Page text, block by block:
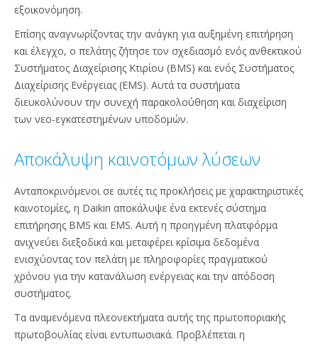
εξοικονόμηση.
Επίσης αναγνωρίζοντας την ανάγκη για αυξημένη επιτήρηση
και έλεγχο, ο πελάτης ζήτησε τον σχεδιασμό ενός ανθεκτικού
Συστήματος Διαχείρισης Κτιρίου (BMS) και ενός Συστήματος
Διαχείρισης Ενέργειας (EMS). Αυτά τα συστήματα
διευκολύνουν την συνεχή παρακολούθηση και διαχείριση
των νεο-εγκατεστημένων υποδομών.
Αποκάλυψη καινοτόμων λύσεων
Ανταποκρινόμενοι σε αυτές τις προκλήσεις με χαρακτηριστικές
καινοτομίες, η Daikin αποκάλυψε ένα εκτενές σύστημα
επιτήρησης BMS και EMS. Αυτή η προηγμένη πλατφόρμα
ανιχνεύει διεξοδικά και μεταφέρει κρίσιμα δεδομένα
ενισχύοντας τον πελάτη με πληροφορίες πραγματικού
χρόνου για την κατανάλωση ενέργειας και την απόδοση
συστήματος.
Τα αναμενόμενα πλεονεκτήματα αυτής της πρωτοποριακής
πρωτοβουλίας είναι εντυπωσιακά. Προβλέπεται η